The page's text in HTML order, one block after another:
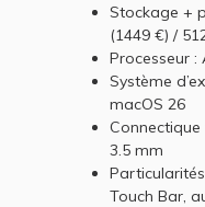
Stockage +
(1449 €) /
Processeur :
Système
macOS 26
Connectique
3.5 mm
Touch Bar,